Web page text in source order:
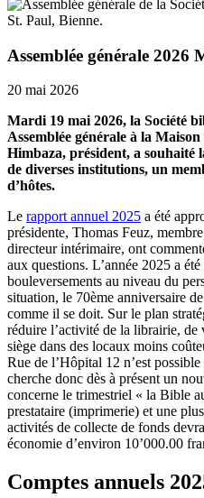
Assemblée générale 2026
20 mai 2026
Mardi 19 mai 2026, la Société
Assemblée générale à la
Himbaza, président, a souhaité
de diverses institutions, un
d’hôtes.
Le rapport annuel 2025 a été
présidente, Thomas Feuz,
directeur intérimaire, ont
aux questions. L’année 2025 a
bouleversements au niveau du
situation, le 70ème anniversaire
comme il se doit. Sur le plan
réduire l’activité de la librairie, de
siège dans des locaux moins
Rue de l’Hôpital 12 n’est
cherche donc dès à présent un
concerne le trimestriel « la Bible
prestataire (imprimerie) et une
activités de collecte de fonds
économie d’environ 10’000.00
Comptes annuels